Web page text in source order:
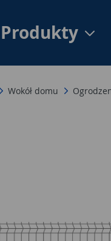
Produkty
Wokół domu